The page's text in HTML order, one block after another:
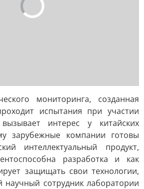
мониторинга, созданная
испытания при участии
интерес у китайских
зарубежные компании готовы
интеллектуальный продукт,
разработка и как
защищать свои технологии,
научный сотрудник лаборатории